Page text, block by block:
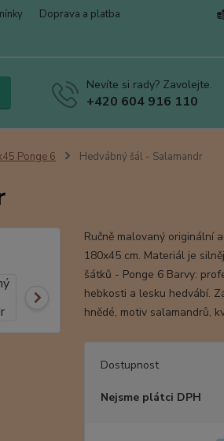
Doprava a platba
Nevíte si rady? Zavolejte.
+420 604 916 110
Ponge 6 Hedvábný šál - Salamandr
Ručně malovaný originální
180x45 cm. Materiál je
šátků - Ponge 6 Barvy:
hebkosti a lesku hedvábí.
hnědé, motiv salamandrů,
Dostupnost
Nejsme plátci DPH